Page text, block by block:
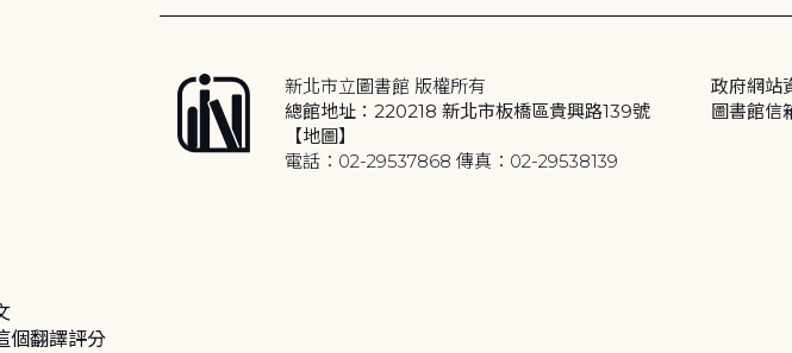
新北市立圖書館 版權所有
總館地址：220218 新北市板橋區貴興路139號
【地圖】
電話：02-29537868 傳真：02-29538139
政府網站
圖書館
個翻譯評分